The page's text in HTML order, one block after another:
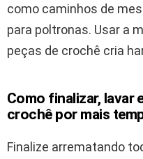
como caminhos de
para poltronas. Usar a
peças de crochê cria
Como finalizar, lavar
crochê por mais
Finalize arrematando